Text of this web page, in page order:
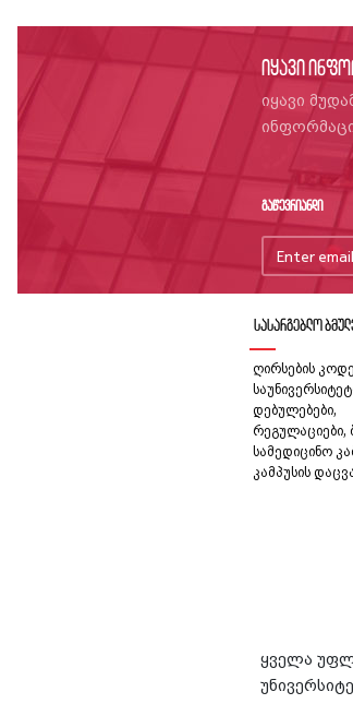
იყავი
იყავი
გაწევრიანდი
სასარგებლო
ღირსების
დებულებები,
რეგულაციები,
სამედიცინო
კამპუსის
ყველა